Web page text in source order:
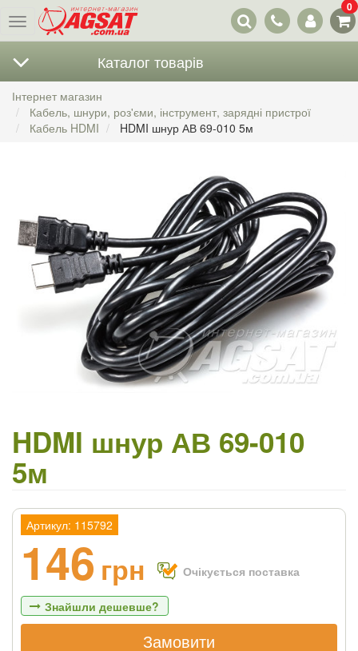
Меню
Наші
контакти
0
Каталог товарів
Інтернет магазин
Кабель, шнури, роз'єми, інструмент, зарядні пристрої
Кабель HDMI
HDMI шнур АВ 69-010 5м
HDMI шнур АВ 69-010
5м
Артикул: 115792
146 грн Очікується поставка
Знайшли дешевше?
Замовити